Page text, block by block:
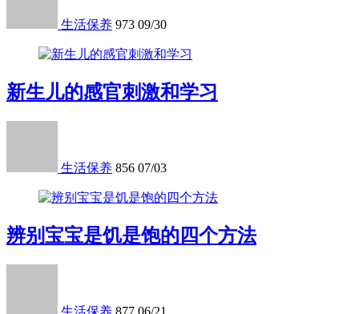
生活保养 973 09/30
新生儿的感官刺激和学习
生活保养 856 07/03
辨别宝宝是饥是饱的四个方法
生活保养 877 06/21